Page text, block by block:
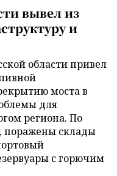
вывел из
и
области привел
моста в
для
региона. По
поражены склады
с горючим